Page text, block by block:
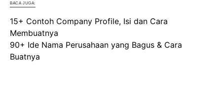
BACA JUGA:
15+ Contoh Company Profile, Isi dan Cara
Membuatnya
90+ Ide Nama Perusahaan yang Bagus & Cara
Buatnya